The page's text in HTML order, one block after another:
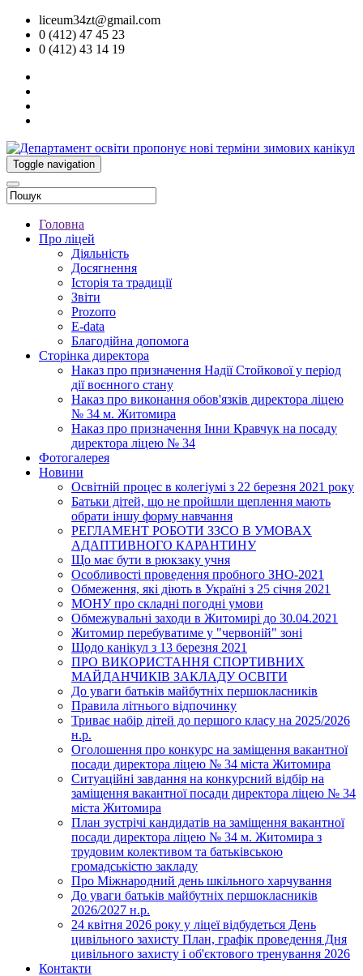
liceum34zt@gmail.com
0 (412) 47 45 23
0 (412) 43 14 19
Toggle navigation
Головна
Про ліцей
Діяльність
Досягнення
Історія та традиції
Звіти
Prozorro
E-data
Благодійна допомога
Сторінка директора
Наказ про призначення Надії Стойкової у період
дії воєнного стану
Наказ про виконання обов'язків директора ліцею
№ 34 м. Житомира
Наказ про призначення Інни Кравчук на посаду
директора ліцею № 34
Фотогалерея
Новини
Освітній процес в колегіумі з 22 березня 2021 року
Батьки дітей, що не пройшли щеплення мають
обрати іншу форму навчання
РЕГЛАМЕНТ РОБОТИ ЗЗСО В УМОВАХ
АДАПТИВНОГО КАРАНТИНУ
Що має бути в рюкзаку учня
Особливості проведення пробного ЗНО-2021
Обмеження, які діють в Україні з 25 січня 2021
МОНУ про складні погодні умови
Обмежувальні заходи в Житомирі до 30.04.2021
Житомир перебуватиме у "червоній" зоні
Щодо канікул з 13 березня 2021
ПРО ВИКОРИСТАННЯ СПОРТИВНИХ
МАЙДАНЧИКІВ ЗАКЛАДУ ОСВІТИ
До уваги батьків майбутніх першокласників
Правила літнього відпочинку
Триває набір дітей до першого класу на 2025/2026
н.р.
Оголошення про конкурс на заміщення вакантної
посади директора ліцею № 34 міста Житомира
Ситуаційні завдання на конкурсний відбір на
заміщення вакантної посади директора ліцею № 34
міста Житомира
План зустрічі кандидатів на заміщення вакантної
посади директора ліцею № 34 м. Житомира з
трудовим колективом та батьківською
громадськістю закладу
Про Міжнародний день шкільного харчування
До уваги батьків майбутніх першокласників
2026/2027 н.р.
24 квітня 2026 року у ліцеї відбудеться День
цивільного захисту План, графік проведення Дня
цивільного захисту і об'єктового тренування 2026
Контакти